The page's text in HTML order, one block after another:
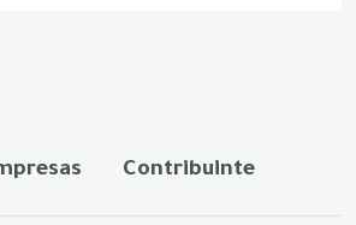
Contribuinte